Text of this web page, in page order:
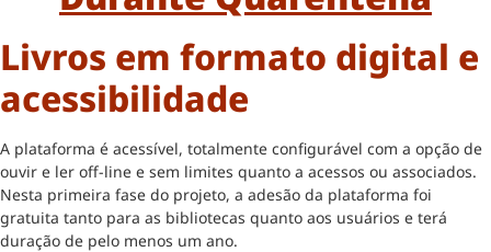
Livros em formato digital e
acessibilidade
A plataforma é acessível, totalmente configurável com a opção de
ouvir e ler off-line e sem limites quanto a acessos ou associados.
Nesta primeira fase do projeto, a adesão da plataforma foi
gratuita tanto para as bibliotecas quanto aos usuários e terá
duração de pelo menos um ano.